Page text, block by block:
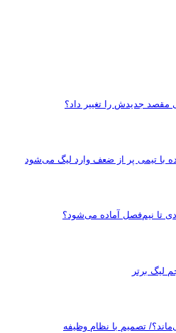
مقصد جدیدش را تغییر داد؟
با تیمی پر از ضعف وارد لیگ می‌شود
لیگ برتر
تصمیم با نظام وظیفه